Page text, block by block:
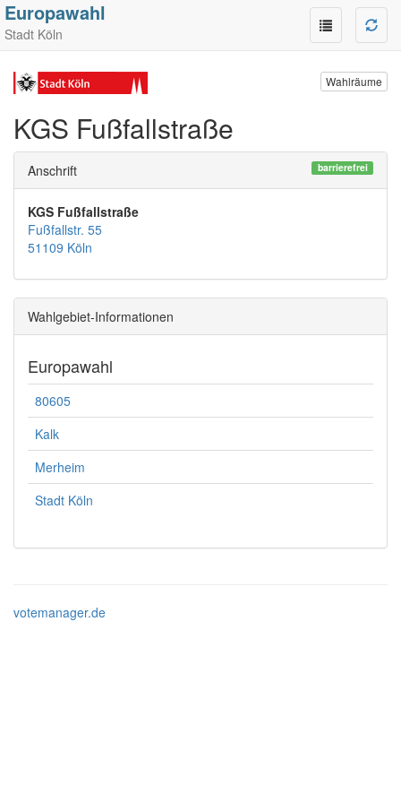
Europawahl
Stadt Köln
Wahlräume
KGS Fußfallstraße
Anschrift barrierefrei
KGS Fußfallstraße
Fußfallstr. 55
51109 Köln
Wahlgebiet-Informationen
Europawahl
80605
Kalk
Merheim
Stadt Köln
votemanager.de